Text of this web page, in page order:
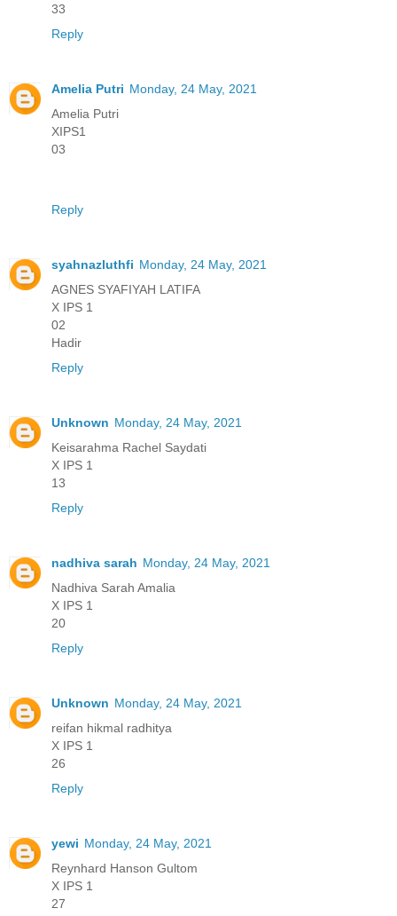
33
Reply
Amelia Putri Monday, 24 May, 2021
Amelia Putri
XIPS1
03
Reply
syahnazluthfi Monday, 24 May, 2021
AGNES SYAFIYAH LATIFA
X IPS 1
02
Hadir
Reply
Unknown Monday, 24 May, 2021
Keisarahma Rachel Saydati
X IPS 1
13
Reply
nadhiva sarah Monday, 24 May, 2021
Nadhiva Sarah Amalia
X IPS 1
20
Reply
Unknown Monday, 24 May, 2021
reifan hikmal radhitya
X IPS 1
26
Reply
yewi Monday, 24 May, 2021
Reynhard Hanson Gultom
X IPS 1
27